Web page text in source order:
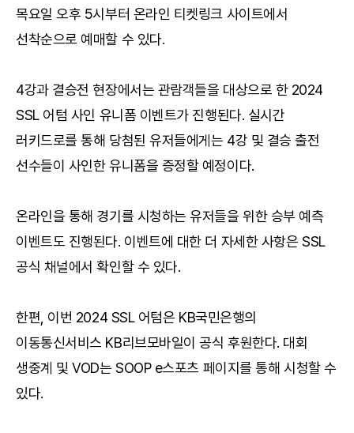
목요일 오후 5시부터 온라인 티켓링크 사이트에서
선착순으로 예매할 수 있다.
4강과 결승전 현장에서는 관람객들을 대상으로 한 2024
SSL 어텀 사인 유니폼 이벤트가 진행된다. 실시간
러키드로를 통해 당첨된 유저들에게는 4강 및 결승 출전
선수들이 사인한 유니폼을 증정할 예정이다.
온라인을 통해 경기를 시청하는 유저들을 위한 승부 예측
이벤트도 진행된다. 이벤트에 대한 더 자세한 사항은 SSL
공식 채널에서 확인할 수 있다.
한편, 이번 2024 SSL 어텀은 KB국민은행의
이동통신서비스 KB리브모바일이 공식 후원한다. 대회
생중계 및 VOD는SOOP e스포츠 페이지를 통해 시청할 수
있다.